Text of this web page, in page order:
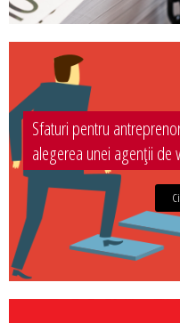
Sfaturi pentru
alegerea unei agenții de